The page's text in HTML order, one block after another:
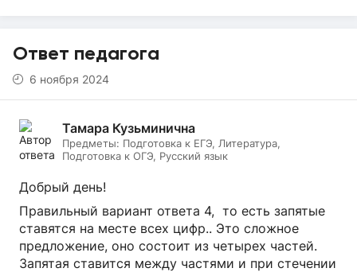
Ответ педагога
6 ноября 2024
Тамара Кузьминична
Предметы: Подготовка к ЕГЭ, Литература,
Подготовка к ОГЭ, Русский язык
Добрый день!
Правильный вариант ответа 4, то есть запятые
ставятся на месте всех цифр.. Это сложное
предложение, оно состоит из четырех частей.
Запятая ставится между частями и при стечении